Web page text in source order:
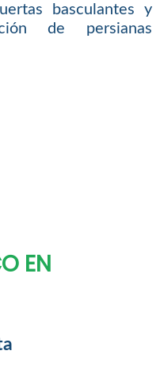
basculantes y
de persianas
EN